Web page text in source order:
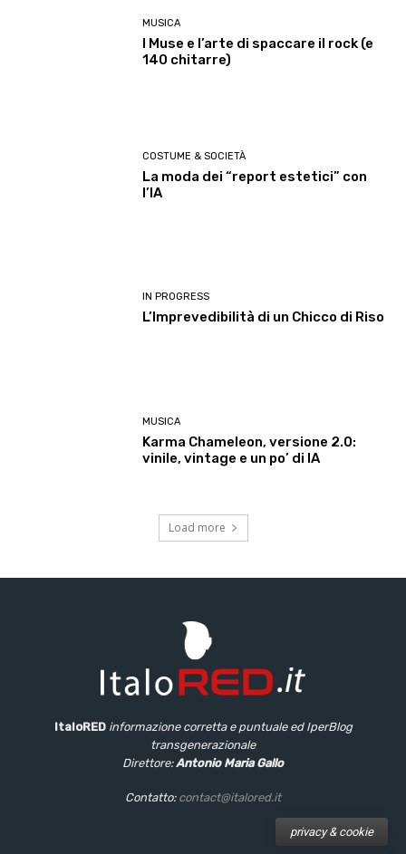
MUSICA
I Muse e l’arte di spaccare il rock (e
140 chitarre)
COSTUME & SOCIETÀ
La moda dei “report estetici” con
l’IA
IN PROGRESS
L’Imprevedibilità di un Chicco di Riso
MUSICA
Karma Chameleon, versione 2.0:
vinile, vintage e un po’ di IA
Load more
ItaloRED informazione corretta e puntuale ed IperBlog
transgenerazionale
Direttore:Antonio Maria Gallo
Contatto: contact@italored.it
privacy & cookie